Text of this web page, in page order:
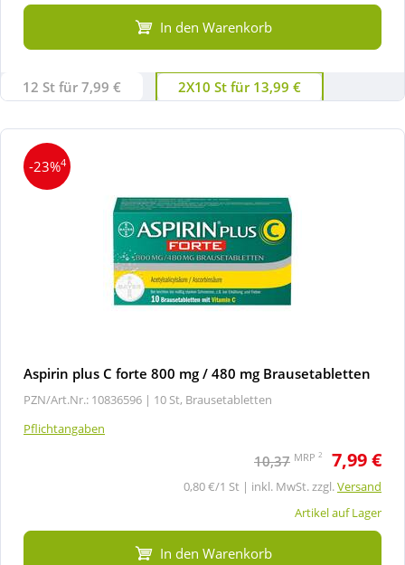
In den Warenkorb
12 St für 7,99 € 2X10 St für 13,99 €
-23%4
Aspirin plus C forte 800 mg / 480 mg Brausetabletten
PZN/Art.Nr.: 10836596 | 10 St, Brausetabletten
Pflichtangaben
10,37 MRP 2 7,99 €
0,80 €/1 St | inkl. MwSt. zzgl.Versand
Artikel auf Lager
In den Warenkorb